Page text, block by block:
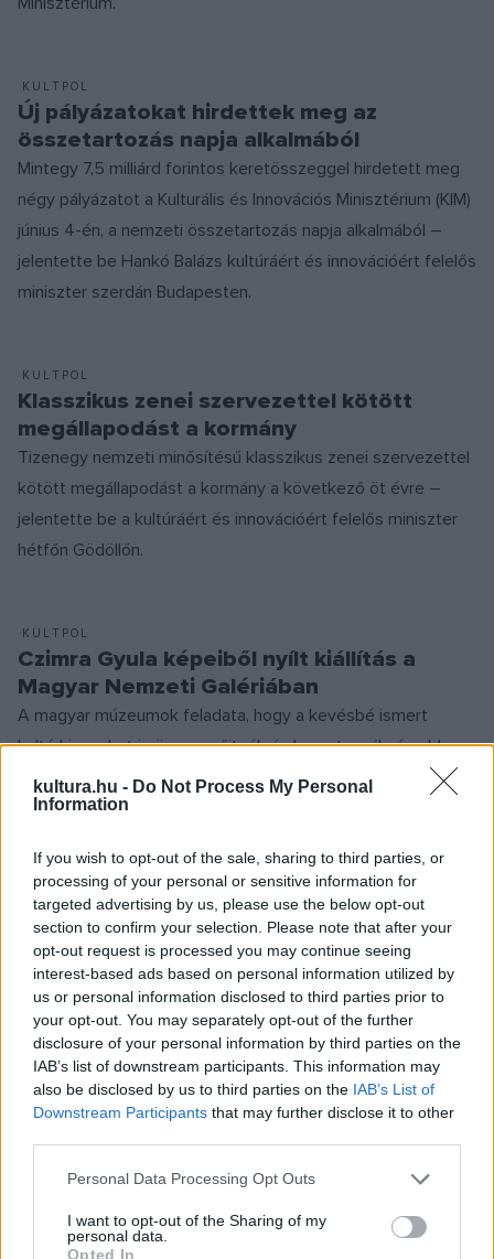
kultura.hu - Do Not Process My Personal
Information
If you wish to opt-out of the sale, sharing to third parties, or
processing of your personal or sensitive information for
targeted advertising by us, please use the below opt-out
section to confirm your selection. Please note that after your
opt-out request is processed you may continue seeing
interest-based ads based on personal information utilized by
us or personal information disclosed to third parties prior to
your opt-out. You may separately opt-out of the further
disclosure of your personal information by third parties on the
IAB’s list of downstream participants. This information may
also be disclosed by us to third parties on the IAB’s List of
Downstream Participants that may further disclose it to other
Please note that this website/app uses one or more Google
not limited to your visit or usage behaviour. You may click to
grant or deny consent to Google and its third-party tags to
Personal Data Processing Opt Outs
I want to opt-out of the Sharing of my
personal data.
Opted In
KULTPOL
Új pályázatokat hirdettek meg az
összetartozás napja alkalmából
Mintegy 7,5 milliárd forintos keretösszeggel hirdetett meg
négy pályázatot a Kulturális és Innovációs Minisztérium (KIM)
június 4-én, a nemzeti összetartozás napja alkalmából –
jelentette be Hankó Balázs kultúráért és innovációért felelős
miniszter szerdán Budapesten.
KULTPOL
Klasszikus zenei szervezettel kötött
megállapodást a kormány
Tizenegy nemzeti minősítésű klasszikus zenei szervezettel
kötött megállapodást a kormány a következő öt évre –
jelentette be a kultúráért és innovációért felelős miniszter
hétfőn Gödöllőn.
KULTPOL
Czimra Gyula képeiből nyílt kiállítás a
Magyar Nemzeti Galériában
A magyar múzeumok feladata, hogy a kevésbé ismert
kultúrkincseket is összegyűjtsék és bemutassák, és ebben
a folyamatban a Magyar Nemzeti Galéria példaértékű
munkát végez – hangsúlyozta Vincze Máté, a Kulturális és
fejlesztésekért felelős helyettes államtitkára a Czimra
Gyula-életmű-kiállítás csütörtöki megnyitóján.
JÓKAI 200
Hamarosan kiderül, ki lesz a Nagy Diák
Jókai Teszt nyertese
Középdöntővel és döntővel folytatódik május 22-én a Nagy
Diák Jókai Teszt, amelyet a Kulturális és Innovációs
Minisztérium Jókai 200 emlékévének keretében indított a
mérhetik össze a 200 éve született íróval kapcsolatos
tudásukat.